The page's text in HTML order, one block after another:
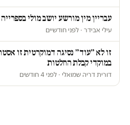
עבריין מין מורשע יושב מולי
עילי אבידר · לפני חודשיים
זו לא ״עוד״ נסיגה דמוקרטית זו
במוקדי קבלת החלטות
דורית דריה שמואלי · לפני 4 חודשים